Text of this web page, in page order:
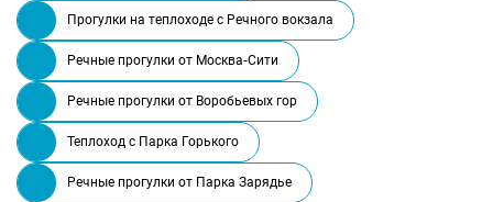
Прогулки на теплоходе с Речного вокзала
Речные прогулки от Москва-Сити
Речные прогулки от Воробьевых гор
Теплоход с Парка Горького
Речные прогулки от Парка Зарядье